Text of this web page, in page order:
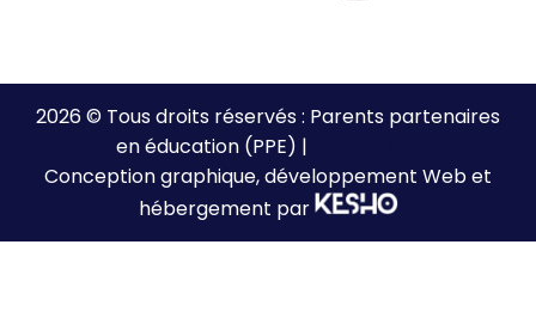
2026 © Tous droits réservés : Parents partenaires
en éducation (PPE) |
Conception graphique, développement Web et
hébergement par